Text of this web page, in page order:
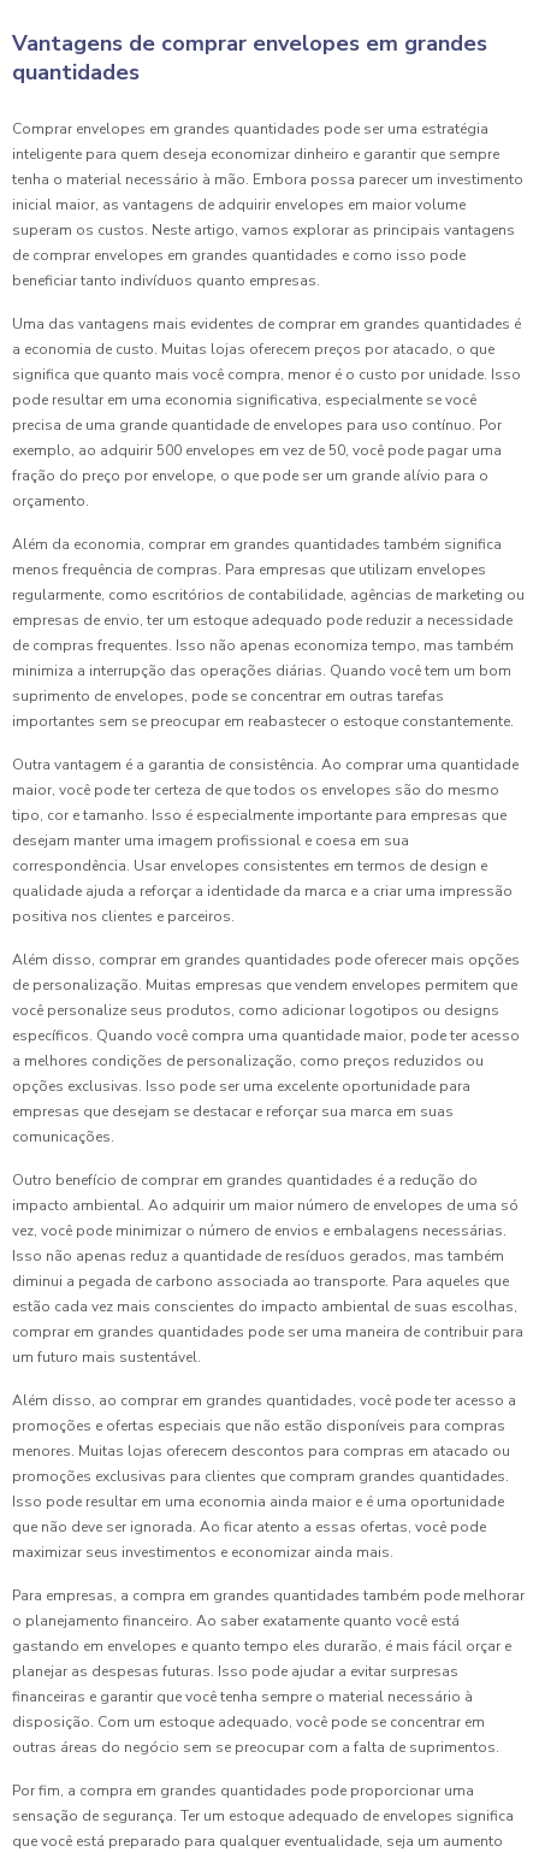
Vantagens de comprar envelopes em grandes
quantidades
Comprar envelopes em grandes quantidades pode ser uma estratégia
inteligente para quem deseja economizar dinheiro e garantir que sempre
tenha o material necessário à mão. Embora possa parecer um investimento
inicial maior, as vantagens de adquirir envelopes em maior volume
superam os custos. Neste artigo, vamos explorar as principais vantagens
de comprar envelopes em grandes quantidades e como isso pode
beneficiar tanto indivíduos quanto empresas.
Uma das vantagens mais evidentes de comprar em grandes quantidades é
a economia de custo. Muitas lojas oferecem preços por atacado, o que
significa que quanto mais você compra, menor é o custo por unidade. Isso
pode resultar em uma economia significativa, especialmente se você
precisa de uma grande quantidade de envelopes para uso contínuo. Por
exemplo, ao adquirir 500 envelopes em vez de 50, você pode pagar uma
fração do preço por envelope, o que pode ser um grande alívio para o
orçamento.
Além da economia, comprar em grandes quantidades também significa
menos frequência de compras. Para empresas que utilizam envelopes
regularmente, como escritórios de contabilidade, agências de marketing ou
empresas de envio, ter um estoque adequado pode reduzir a necessidade
de compras frequentes. Isso não apenas economiza tempo, mas também
minimiza a interrupção das operações diárias. Quando você tem um bom
suprimento de envelopes, pode se concentrar em outras tarefas
importantes sem se preocupar em reabastecer o estoque constantemente.
Outra vantagem é a garantia de consistência. Ao comprar uma quantidade
maior, você pode ter certeza de que todos os envelopes são do mesmo
tipo, cor e tamanho. Isso é especialmente importante para empresas que
desejam manter uma imagem profissional e coesa em sua
correspondência. Usar envelopes consistentes em termos de design e
qualidade ajuda a reforçar a identidade da marca e a criar uma impressão
positiva nos clientes e parceiros.
Além disso, comprar em grandes quantidades pode oferecer mais opções
de personalização. Muitas empresas que vendem envelopes permitem que
você personalize seus produtos, como adicionar logotipos ou designs
específicos. Quando você compra uma quantidade maior, pode ter acesso
a melhores condições de personalização, como preços reduzidos ou
opções exclusivas. Isso pode ser uma excelente oportunidade para
empresas que desejam se destacar e reforçar sua marca em suas
comunicações.
Outro benefício de comprar em grandes quantidades é a redução do
impacto ambiental. Ao adquirir um maior número de envelopes de uma só
vez, você pode minimizar o número de envios e embalagens necessárias.
Isso não apenas reduz a quantidade de resíduos gerados, mas também
diminui a pegada de carbono associada ao transporte. Para aqueles que
estão cada vez mais conscientes do impacto ambiental de suas escolhas,
comprar em grandes quantidades pode ser uma maneira de contribuir para
um futuro mais sustentável.
Além disso, ao comprar em grandes quantidades, você pode ter acesso a
promoções e ofertas especiais que não estão disponíveis para compras
menores. Muitas lojas oferecem descontos para compras em atacado ou
promoções exclusivas para clientes que compram grandes quantidades.
Isso pode resultar em uma economia ainda maior e é uma oportunidade
que não deve ser ignorada. Ao ficar atento a essas ofertas, você pode
maximizar seus investimentos e economizar ainda mais.
Para empresas, a compra em grandes quantidades também pode melhorar
o planejamento financeiro. Ao saber exatamente quanto você está
gastando em envelopes e quanto tempo eles durarão, é mais fácil orçar e
planejar as despesas futuras. Isso pode ajudar a evitar surpresas
financeiras e garantir que você tenha sempre o material necessário à
disposição. Com um estoque adequado, você pode se concentrar em
outras áreas do negócio sem se preocupar com a falta de suprimentos.
Por fim, a compra em grandes quantidades pode proporcionar uma
sensação de segurança. Ter um estoque adequado de envelopes significa
que você está preparado para qualquer eventualidade, seja um aumento